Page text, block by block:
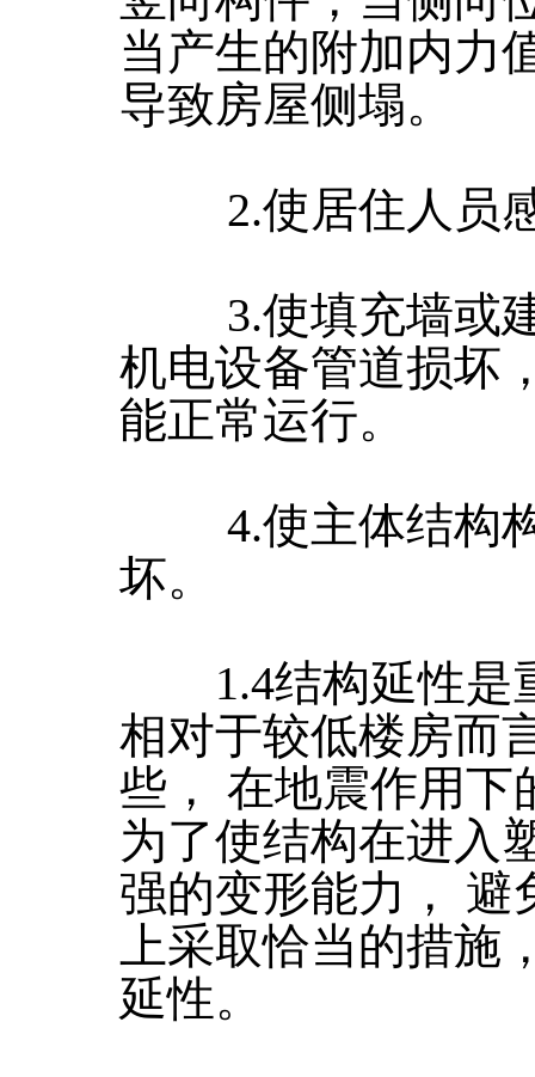
当产生的附加内力
导致房屋侧塌。
2.使居住人员感
3.使填充墙或建
机电设备管道损坏
能正常运行。
4.使主体结构构
坏。
1.4结构延性是
相对于较低楼房而
些， 在地震作用下
为了使结构在进入
强的变形能力， 避
上采取恰当的措施
延性。